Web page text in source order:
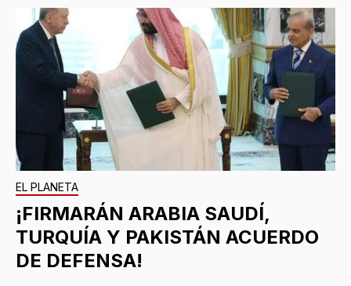
EL PLANETA
¡FIRMARÁN ARABIA SAUDÍ,
TURQUÍA Y PAKISTÁN ACUERDO
DE DEFENSA!